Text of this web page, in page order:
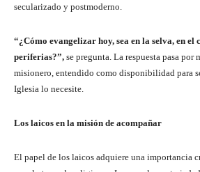
secularizado y postmoderno.
“¿Cómo evangelizar hoy, sea en la selva, en el
periferias?”, se pregunta. La respuesta pasa
misionero, entendido como disponibilidad para
Iglesia lo necesite.
Los laicos en la misión de acompañar
El papel de los laicos adquiere una importancia